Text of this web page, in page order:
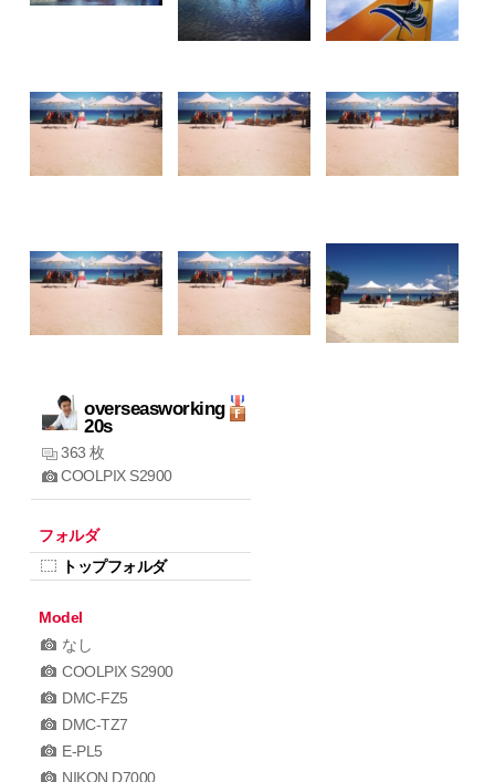
overseasworking
20s
363 枚
COOLPIX S2900
フォルダ
トップフォルダ
Model
なし
COOLPIX S2900
DMC-FZ5
DMC-TZ7
E-PL5
NIKON D7000